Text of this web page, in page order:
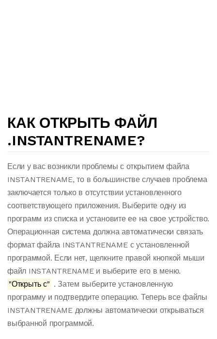
КАК ОТКРЫТЬ ФАЙЛ
.INSTANTRENAME?
Если у вас возникли проблемы с открытием файла
INSTANTRENAME, то в большинстве случаев проблема
заключается только в отсутствии установленного
соответствующего приложения. Выберите одну из
программ из списка и установите ее на свое устройство.
Операционная система должна автоматически связать
формат файла INSTANTRENAME с установленной
программой. Если нет, щелкните правой кнопкой мыши
файл INSTANTRENAME и выберите его в меню.
"Открыть с" . Затем выберите установленную
программу и подтвердите операцию. Теперь все файлы
INSTANTRENAME должны автоматически открываться
выбранной программой.